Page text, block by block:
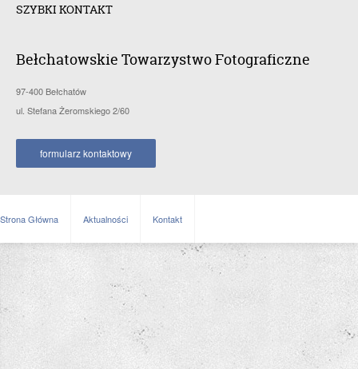
SZYBKI KONTAKT
Bełchatowskie Towarzystwo Fotograficzne
97-400 Bełchatów
ul. Stefana Żeromskiego 2/60
formularz kontaktowy
Strona Główna Aktualności Kontakt